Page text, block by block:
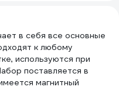
в себя все основные
к любому
используются при
поставляется в
магнитный